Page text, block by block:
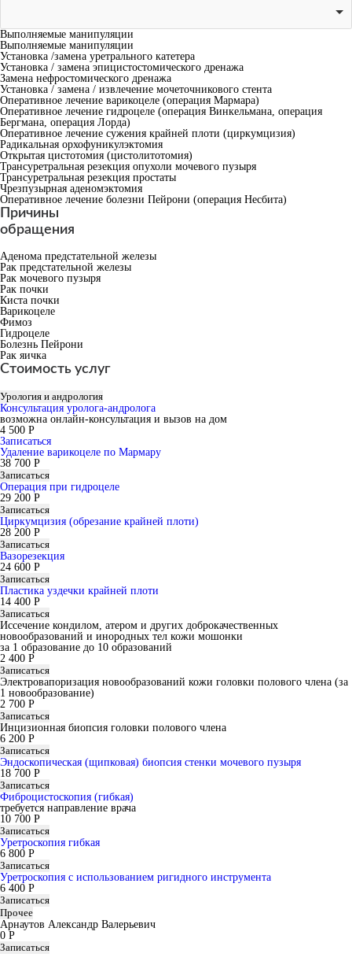
Выполняемые манипуляции
Выполняемые манипуляции
Установка /замена уретрального катетера
Установка / замена эпицистостомического дренажа
Замена нефростомического дренажа
Установка / замена / извлечение мочеточникового стента
Оперативное лечение варикоцеле (операция Мармара)
Оперативное лечение гидроцеле (операция Винкельмана, операция
Бергмана, операция Лорда)
Оперативное лечение сужения крайней плоти (циркумцизия)
Радикальная орхофуникулэктомия
Открытая цистотомия (цистолитотомия)
Трансуретральная резекция опухоли мочевого пузыря
Трансуретральная резекция простаты
Чрезпузырная аденомэктомия
Оперативное лечение болезни Пейрони (операция Несбита)
Причины
обращения
Аденома предстательной железы
Рак предстательной железы
Рак мочевого пузыря
Рак почки
Киста почки
Варикоцеле
Фимоз
Гидроцеле
Болезнь Пейрони
Рак яичка
Стоимость услуг
Урология и андрология
Консультация уролога-андролога
возможна онлайн-консультация и вызов на дом
4 500 Р
Записаться
Удаление варикоцеле по Мармару
38 700 Р
Записаться
Операция при гидроцеле
29 200 Р
Записаться
Циркумцизия (обрезание крайней плоти)
28 200 Р
Записаться
Вазорезекция
24 600 Р
Записаться
Пластика уздечки крайней плоти
14 400 Р
Записаться
Иссечение кондилом, атером и других доброкачественных
новообразований и инородных тел кожи мошонки
за 1 образование до 10 образований
2 400 Р
Записаться
Электровапоризация новообразований кожи головки полового члена (за
1 новообразование)
2 700 Р
Записаться
Инцизионная биопсия головки полового члена
6 200 Р
Записаться
Эндоскопическая (щипковая) биопсия стенки мочевого пузыря
18 700 Р
Записаться
Фиброцистоскопия (гибкая)
требуется направление врача
10 700 Р
Записаться
Уретроскопия гибкая
6 800 Р
Записаться
Уретроскопия с использованием ригидного инструмента
6 400 Р
Записаться
Прочее
Арнаутов Александр Валерьевич
0 Р
Записаться